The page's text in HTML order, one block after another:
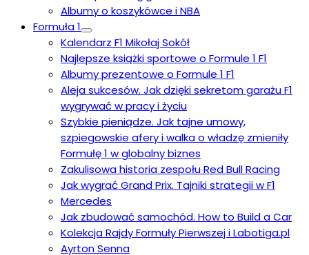
Albumy o koszykówce i NBA
Formuła 1
Kalendarz F1 Mikołaj Sokół
Najlepsze książki sportowe o Formule 1 F1
Albumy prezentowe o Formule 1 F1
Aleja sukcesów. Jak dzięki sekretom garażu F1
wygrywać w pracy i życiu
Szybkie pieniądze. Jak tajne umowy,
szpiegowskie afery i walka o władzę zmieniły
Formułę 1 w globalny biznes
Zakulisowa historia zespołu Red Bull Racing
Jak wygrać Grand Prix. Tajniki strategii w F1
Mercedes
Jak zbudować samochód. How to Build a Car
Kolekcja Rajdy Formuły Pierwszej i Labotiga.pl
Ayrton Senna